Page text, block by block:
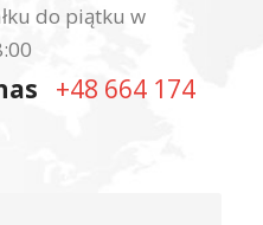
do piątku w
+48 664 174